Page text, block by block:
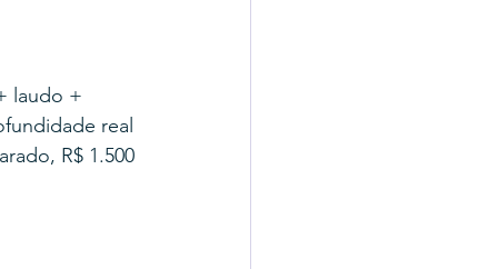
laudo +
real
R$ 1.500